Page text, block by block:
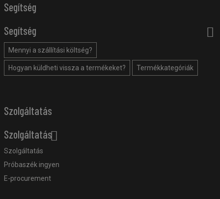
Segítség
Segítség
Mennyi a szállítási költség?
Hogyan küldheti vissza a termékeket? Termékkategóriák
Szolgáltatás
Szolgáltatás
Szolgáltatás
Próbaszék ingyen
E-procurement